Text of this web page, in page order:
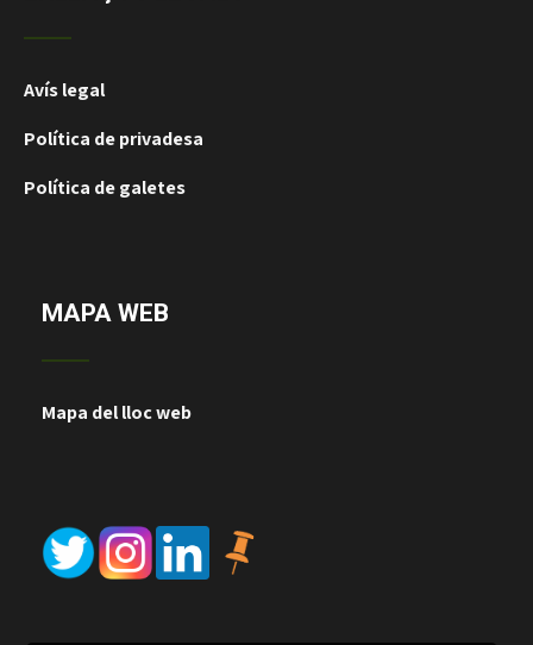
Avís legal
Política de privadesa
Política de galetes
MAPA WEB
Mapa del lloc web